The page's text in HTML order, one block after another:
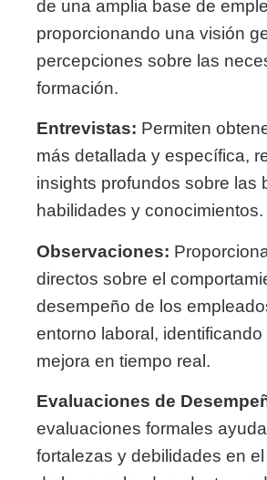
de una amplia base de
proporcionando una visión
percepciones sobre las
formación.
Entrevistas: Permiten
más detallada y específica,
insights profundos sobre las
habilidades y conocimientos.
Observaciones:
directos sobre el
desempeño de los
entorno laboral, identificando
mejora en tiempo real.
Evaluaciones de
evaluaciones formales
fortalezas y debilidades en